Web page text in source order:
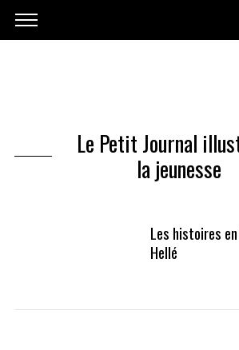
Le Petit Journal
la jeunesse
Les histoires
Hellé